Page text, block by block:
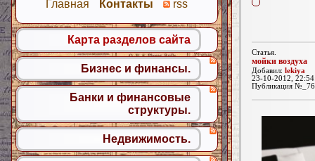
Статья.
мойки воздуха
Добавил: lekiya
23-10-2012,
Публикация
Главная Контакты rss
Карта разделов сайта
Бизнес и финансы.
Банки и финансовые
структуры.
Недвижимость.